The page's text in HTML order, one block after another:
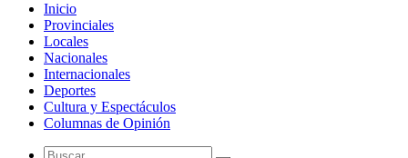
Inicio
Provinciales
Locales
Nacionales
Internacionales
Deportes
Cultura y Espectáculos
Columnas de Opinión